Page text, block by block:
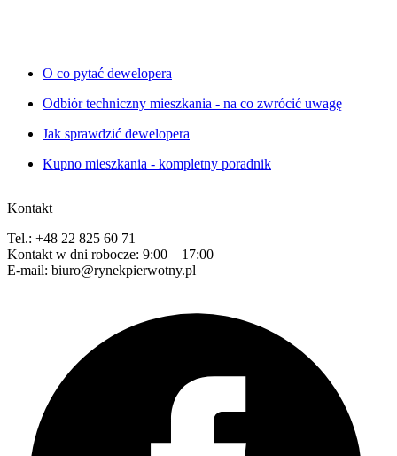
O co pytać dewelopera
Odbiór techniczny mieszkania - na co zwrócić uwagę
Jak sprawdzić dewelopera
Kupno mieszkania - kompletny poradnik
Kontakt
Tel.: +48 22 825 60 71
Kontakt w dni robocze: 9:00 – 17:00
E-mail: biuro@rynekpierwotny.pl